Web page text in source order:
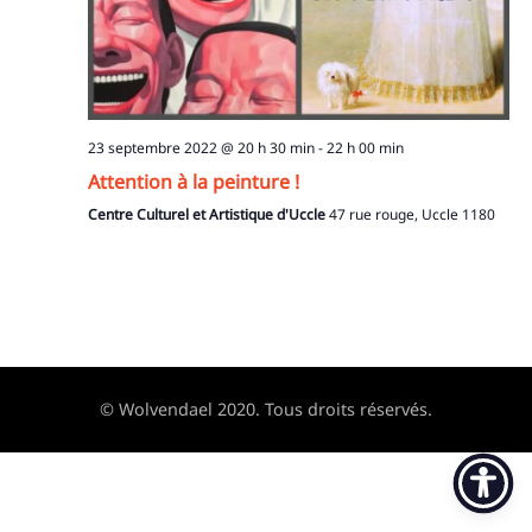
23 septembre 2022 @ 20 h 30 min-22 h 00 min
Attention à la peinture !
Centre Culturel et Artistique d'Uccle47 rue rouge, Uccle 1180
© Wolvendael 2020. Tous droits réservés.